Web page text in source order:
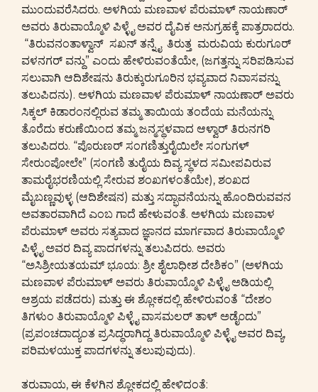
ಮುಂದುವರೆಸಿದರು. ಅಳಗಿಯ ಮಣವಾಳ ಪೆರುಮಾಳ್ ನಾಯಣಾರ್
ಅವರು ತಿರುವಾಯ್ಮೊಳಿ ಪಿಳ್ಳೈ ಅವರ ದೈವಿಕ ಅನುಗ್ರಹಕ್ಕೆ ಪಾತ್ರರಾದರು.
“ತಿರುವನಂತಾಳ್ವಾನ್ ಸಖನ್ ತನ್ನೈ ತಿರುತ್ತ ಮರುವಿಯ ಕುರುಗೂರ್
ವಳನಗರ್ ವನ್ದು” ಎಂದು ಹೇಳಿರುವಂತೆಯೇ, (ಜಗತ್ತನ್ನು ಸರಿಪಡಿಸುವ
ಸಲುವಾಗಿ ಆದಿಶೇಷನು ತಿರುಕ್ಕುರುಗೂರಿನ ಭವ್ಯವಾದ ನಿವಾಸವನ್ನು
ತಲುಪಿದನು). ಅಳಗಿಯ ಮಣವಾಳ ಪೆರುಮಾಳ್ ನಾಯಣಾರ್ ಅವರು
ಸಿಕ್ಕಲ್ ಕಿಡಾರಂನಲ್ಲಿರುವ ತಮ್ಮ ತಾಯಿಯ ತಂದೆಯ ಮನೆಯನ್ನು
ತೊರೆದು ಕರುಣೆಯಿಂದ ತಮ್ಮ ಜನ್ಮಸ್ಥಳವಾದ ಆಳ್ವಾರ್ ತಿರುನಗರಿ
ತಲುಪಿದರು. “ಪೊರುಣರ್ ಸಂಗಣಿತ್ತುರೈಯಿಲೇ ಸಂಗುಗಳ್
ಸೇರು೦ಪೋಲೇ” (ಸಂಗಣಿ ತುರೈಯ ದಿವ್ಯ ಸ್ಥಳದ ಸಮೀಪವಿರುವ
ತಾಮರೈಭರಣಿಯಲ್ಲಿ ಸೇರುವ ಶಂಖಗಳಂತೆಯೇ), ಶಂಖದ
ಮೈಬಣ್ಣವುಳ್ಳ (ಆದಿಶೇಷನ) ಮತ್ತು ಸದ್ಭಾವನೆಯನ್ನು ಹೊಂದಿರುವವನ
ಅವತಾರವಾಗಿದೆ ಎಂಬ ಗಾದೆ ಹೇಳುವಂತೆ. ಅಳಗಿಯ ಮಣವಾಳ
ಪೆರುಮಾಳ್ ಅವರು ಸತ್ಯವಾದ ಜ್ಞಾನದ ಮಾರ್ಗವಾದ ತಿರುವಾಯ್ಮೊಳಿ
ಪಿಳ್ಳೈ ಅವರ ದಿವ್ಯ ಪಾದಗಳನ್ನು ತಲುಪಿದರು. ಅವರು
“ಅಸಿಶ್ರೀಯತಯಮ್ ಭೂಯ: ಶ್ರೀ ಶೈಲಾಧೀಶ ದೇಶಿಕಂ” (ಅಳಗಿಯ
ಮಣವಾಳ ಪೆರುಮಾಳ್ ಅವರು ತಿರುವಾಯ್ಮೊಳಿ ಪಿಳ್ಳೈ ಅಡಿಯಲ್ಲಿ
ಆಶ್ರಯ ಪಡೆದರು) ಮತ್ತು ಈ ಶ್ಲೋಕದಲ್ಲಿ ಹೇಳಿರುವಂತೆ “ದೇಶಂ
ತಿಗಳುಂ ತಿರುವಾಯ್ಮೊಳಿ ಪಿಳ್ಳೈ ವಾಸಮಲರ್ ತಾಳ್ ಅಡೈ೦ದು”
(ಪ್ರಪಂಚದಾದ್ಯಂತ ಪ್ರಸಿದ್ಧರಾಗಿದ್ದ ತಿರುವಾಯ್ಮೊಳಿ ಪಿಳ್ಳೈ ಅವರ ದಿವ್ಯ,
ಪರಿಮಳಯುಕ್ತ ಪಾದಗಳನ್ನು ತಲುಪುವುದು).
ತರುವಾಯ, ಈ ಕೆಳಗಿನ ಶ್ಲೋಕದಲ್ಲಿ ಹೇಳಿದಂತೆ: